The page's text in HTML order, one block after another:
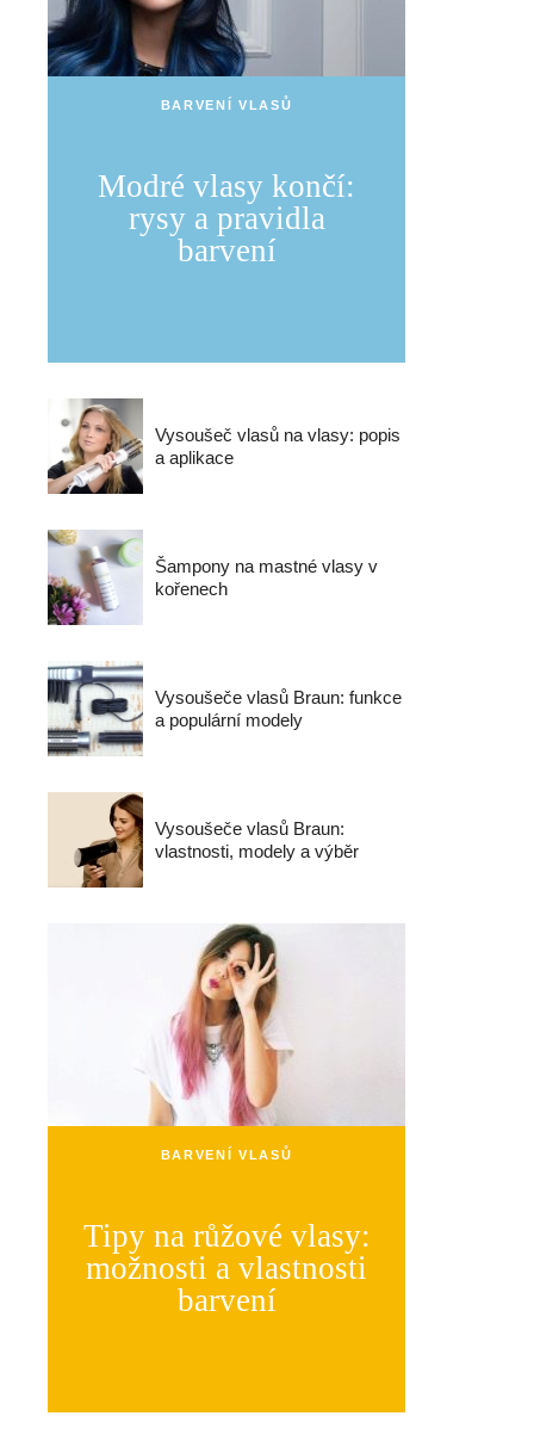
BARVENÍ VLASŮ
Modré vlasy končí:
rysy a pravidla
barvení
Vysoušeč vlasů na vlasy: popis
a aplikace
Šampony na mastné vlasy v
kořenech
Vysoušeče vlasů Braun: funkce
a populární modely
Vysoušeče vlasů Braun:
vlastnosti, modely a výběr
BARVENÍ VLASŮ
Tipy na růžové vlasy:
možnosti a vlastnosti
barvení